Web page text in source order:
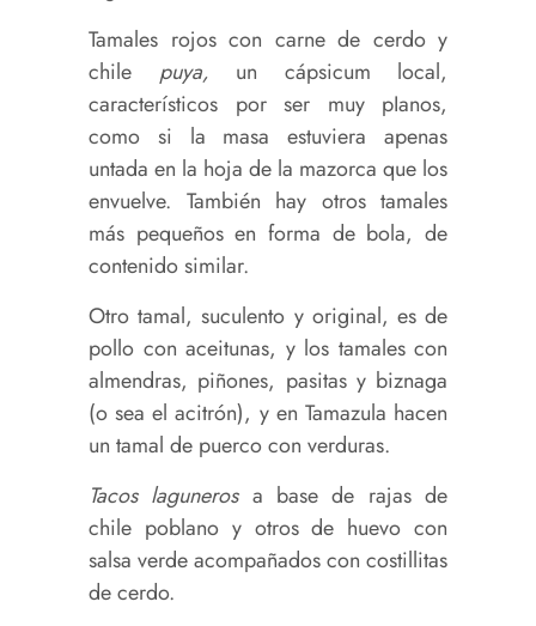
Tamales rojos con carne de cerdo y
chile puya, un cápsicum local,
característicos por ser muy pIanos,
como si la masa estuviera apenas
untada en la hoja de la mazorca que los
envuelve. También hay otros tamales
más pequeños en forma de bola, de
contenido similar.
Otro tamal, suculento y original, es de
pollo con aceitunas, y los tamales con
almendras, piñones, pasitas y biznaga
(o sea el acitrón), y en Tamazula hacen
un tamal de puerco con verduras.
Tacos lagunerosa base de rajas de
chile poblano y otros de huevo con
salsa verde acompañados con costillitas
de cerdo.